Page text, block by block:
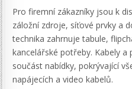
Pro firemní zákazníky jsou k
záložní zdroje, síťové prvky a
technika zahrnuje tabule,
kancelářské potřeby. Kabely
součást nabídky, pokrývající
napájecích a video kabelů.